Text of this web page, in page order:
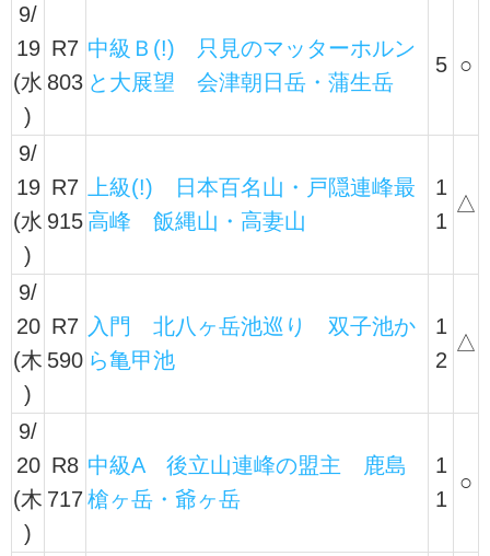
9/
19
(水
)
R7
803
中級Ｂ(!) 只見のマッターホルン
と大展望 会津朝日岳・蒲生岳
5 ○
9/
19
(水
)
R7
915
上級(!) 日本百名山・戸隠連峰最
高峰 飯縄山・高妻山
1
1
△
9/
20
(木
)
R7
590
入門 北八ヶ岳池巡り 双子池か
ら亀甲池
1
2
△
9/
20
(木
)
R8
717
中級A 後立山連峰の盟主 鹿島
槍ヶ岳・爺ヶ岳
1
1
○